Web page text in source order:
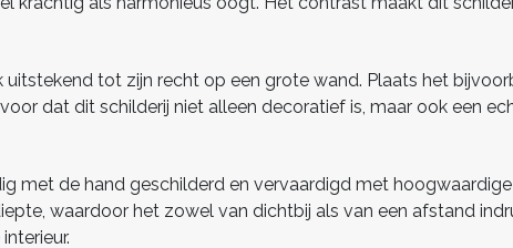
tot zijn recht op een grote wand. Plaats het
dat dit schilderij niet alleen decoratief is, maar ook een
met de hand geschilderd en vervaardigd met
waardoor het zowel van dichtbij als van een afstand